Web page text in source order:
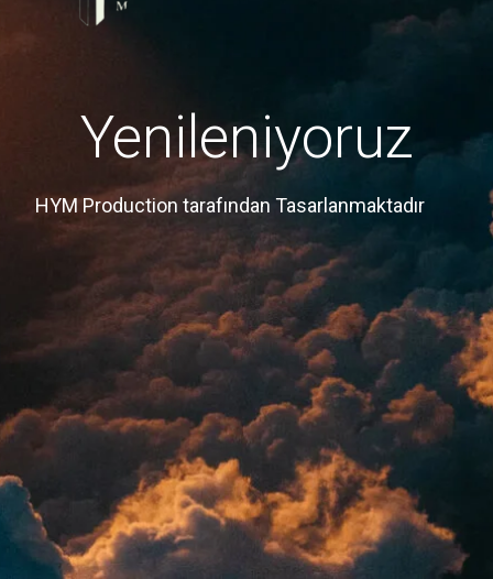
Yenileniyoruz
HYM Production tarafından Tasarlanmaktadır